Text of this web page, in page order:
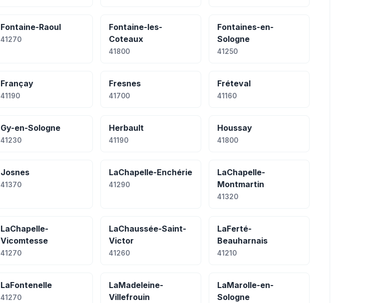
Fontaine-Raoul
41270
Fontaine-les-
Coteaux
41800
Fontaines-en-
Sologne
41250
Françay
41190
Fresnes
41700
Fréteval
41160
Gy-en-Sologne
41230
Herbault
41190
Houssay
41800
Josnes
41370
LaChapelle-Enchérie
41290
LaChapelle-
Montmartin
41320
LaChapelle-
Vicomtesse
41270
LaChaussée-Saint-
Victor
41260
LaFerté-
Beauharnais
41210
LaFontenelle
41270
LaMadeleine-
Villefrouin
LaMarolle-en-
Sologne